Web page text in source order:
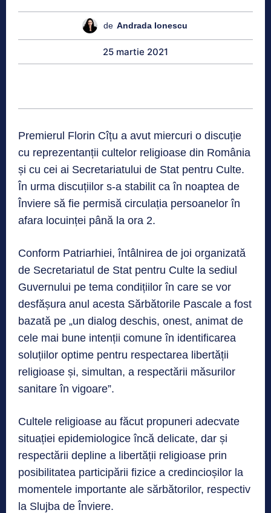
de Andrada Ionescu
25 martie 2021
Premierul Florin Cîțu a avut miercuri o discuție
cu reprezentanții cultelor religioase din România
și cu cei ai Secretariatului de Stat pentru Culte.
În urma discuțiilor s-a stabilit ca în noaptea de
Înviere să fie permisă circulația persoanelor în
afara locuinței până la ora 2.
Conform Patriarhiei, întâlnirea de joi organizată
de Secretariatul de Stat pentru Culte la sediul
Guvernului pe tema condițiilor în care se vor
desfășura anul acesta Sărbătorile Pascale a fost
bazată pe „un dialog deschis, onest, animat de
cele mai bune intenții comune în identificarea
soluțiilor optime pentru respectarea libertății
religioase și, simultan, a respectării măsurilor
sanitare în vigoare”.
Cultele religioase au făcut propuneri adecvate
situației epidemiologice încă delicate, dar și
respectării depline a libertății religioase prin
posibilitatea participării fizice a credincioșilor la
momentele importante ale sărbătorilor, respectiv
la Slujba de Înviere.